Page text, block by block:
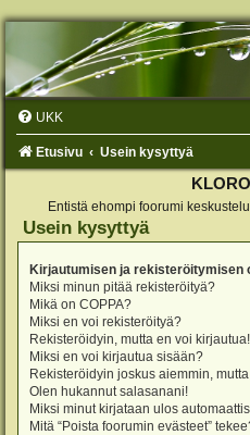
UKK
Etusivu Usein kysyttyä
Entistä ehompi foorumi
Usein kysyttyä
Kirjautumisen ja rekisteröitymisen
Miksi minun pitää rekisteröityä?
Mikä on COPPA?
Miksi en voi rekisteröityä?
Rekisteröidyin, mutta en voi kirjautua!
Miksi en voi kirjautua sisään?
Rekisteröidyin joskus aiemmin,
Olen hukannut salasanani!
Miksi minut kirjataan ulos
Mitä “Poista foorumin evästeet”